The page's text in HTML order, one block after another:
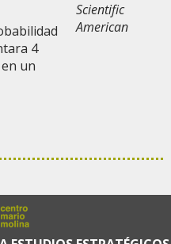
4
un
Scientific
American